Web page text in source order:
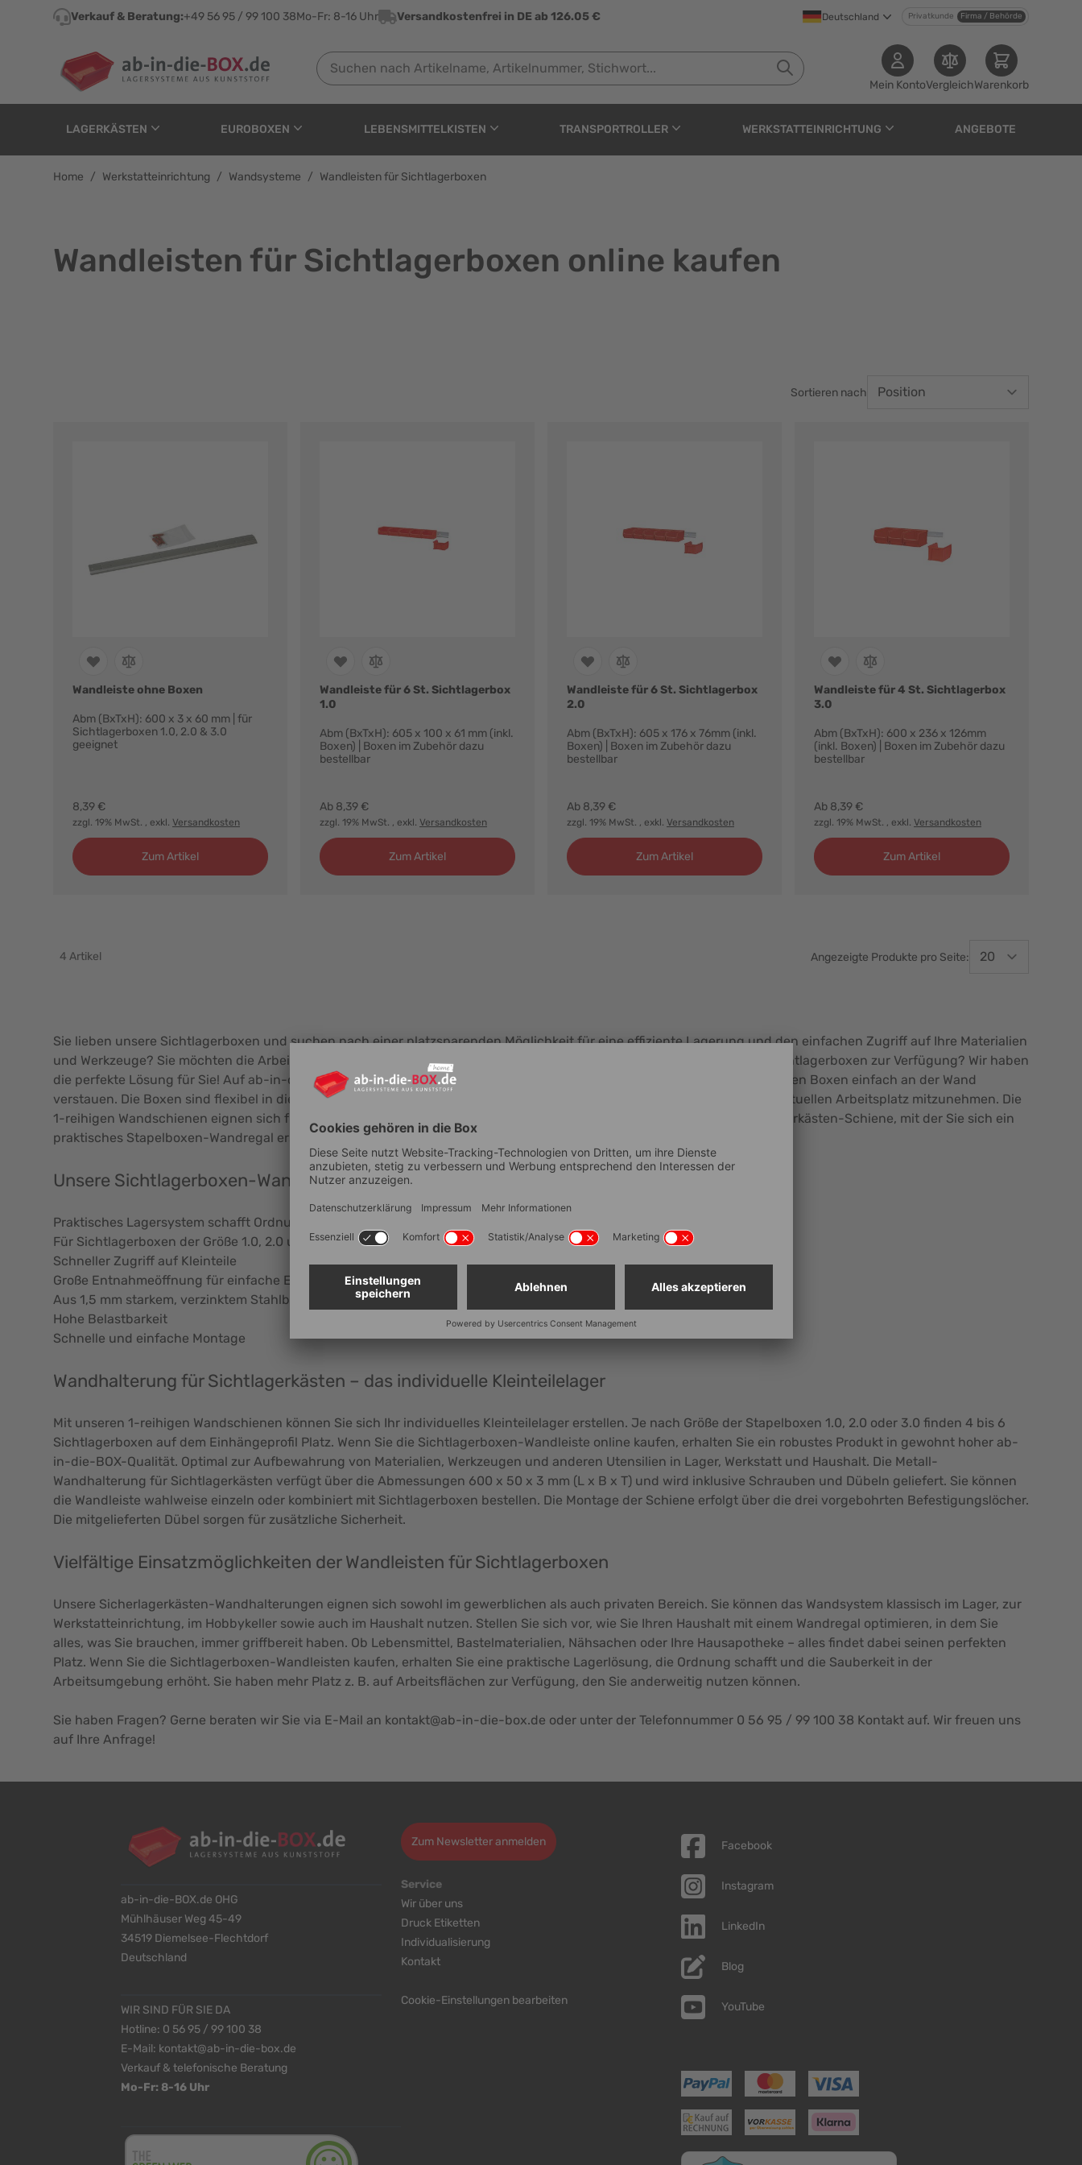
Direkt zum Inhalt
Verkauf & Beratung:+49 56 95 / 99 100 38Mo-Fr: 8-16 Uhr Versandkostenfrei in DE ab 126.05 € Deutschland Privatkunde Firma / Behörde
Suchen nach Artikelname, Artikelnummer, Stichwort...
Mein KontoVergleichWarenkorb
LAGERKÄSTEN EUROBOXEN LEBENSMITTELKISTEN TRANSPORTROLLER WERKSTATTEINRICHTUNG ANGEBOTE
Home / Werkstatteinrichtung / Wandsysteme / Wandleisten für Sichtlagerboxen
Wandleisten für Sichtlagerboxen online kaufen
Sortieren nach
Wandleiste ohne Boxen
Abm (BxTxH): 600 x 3 x 60 mm | für
Sichtlagerboxen 1.0, 2.0 & 3.0
geeignet
8,39 €
zzgl. 19% MwSt. , exkl. Versandkosten
Zum Artikel
Wandleiste für 6 St. Sichtlagerbox
1.0
Abm (BxTxH): 605 x 100 x 61 mm (inkl.
Boxen) | Boxen im Zubehör dazu
bestellbar
Ab 8,39 €
zzgl. 19% MwSt. , exkl. Versandkosten
Zum Artikel
Wandleiste für 6 St. Sichtlagerbox
2.0
Abm (BxTxH): 605 x 176 x 76mm (inkl.
Boxen) | Boxen im Zubehör dazu
bestellbar
Ab 8,39 €
zzgl. 19% MwSt. , exkl. Versandkosten
Zum Artikel
Wandleiste für 4 St. Sichtlagerbox
3.0
Abm (BxTxH): 600 x 236 x 126mm
(inkl. Boxen) | Boxen im Zubehör dazu
bestellbar
Ab 8,39 €
zzgl. 19% MwSt. , exkl. Versandkosten
Zum Artikel
4 Artikel Angezeigte Produkte pro Seite:
Sie lieben unsere Sichtlagerboxen und suchen nach einer platzsparenden Möglichkeit für eine effiziente Lagerung und den einfachen Zugriff auf Ihre Materialien
und Werkzeuge? Sie möchten die Arbeitsfläche frei nutzen, haben aber nur wenig Wandfläche zur Unterbringung von Sichtlagerboxen zur Verfügung? Wir haben
die perfekte Lösung für Sie! Auf ab-in-die-BOX können Sie Wandleisten für Sichtlagerboxen online kaufen und ihre befüllten Boxen einfach an der Wand
verstauen. Die Boxen sind flexibel in die Wandhalterung einzuhängen und zu entnehmen, um sie zum Beispiel zu Ihrem aktuellen Arbeitsplatz mitzunehmen. Die
1-reihigen Wandschienen eignen sich für Sichtlagerkästen der Größe 1.0, 2.0 und 3.0. Entdecken Sie jetzt unsere Sichtlagerkästen-Schiene, mit der Sie sich ein
praktisches Stapelboxen-Wandregal erstellen können!
Unsere Sichtlagerboxen-Wandleisten auf einen Blick
Praktisches Lagersystem schafft Ordnung und Übersicht
Für Sichtlagerboxen der Größe 1.0, 2.0 und 3.0
Schneller Zugriff auf Kleinteile
Große Entnahmeöffnung für einfache Entnahme der Kleinteile
Aus 1,5 mm starkem, verzinktem Stahlblech
Hohe Belastbarkeit
Schnelle und einfache Montage
Wandhalterung für Sichtlagerkästen – das individuelle Kleinteilelager
Mit unseren 1-reihigen Wandschienen können Sie sich Ihr individuelles Kleinteilelager erstellen. Je nach Größe der Stapelboxen 1.0, 2.0 oder 3.0 finden 4 bis 6
Sichtlagerboxen auf dem Einhängeprofil Platz. Wenn Sie die Sichtlagerboxen-Wandleiste online kaufen, erhalten Sie ein robustes Produkt in gewohnt hoher ab-
in-die-BOX-Qualität. Optimal zur Aufbewahrung von Materialien, Werkzeugen und anderen Utensilien in Lager, Werkstatt und Haushalt. Die Metall-
Wandhalterung für Sichtlagerkästen verfügt über die Abmessungen 600 x 50 x 3 mm (L x B x T) und wird inklusive Schrauben und Dübeln geliefert. Sie können
die Wandleiste wahlweise einzeln oder kombiniert mit Sichtlagerboxen bestellen. Die Montage der Schiene erfolgt über die drei vorgebohrten Befestigungslöcher.
Die mitgelieferten Dübel sorgen für zusätzliche Sicherheit.
Vielfältige Einsatzmöglichkeiten der Wandleisten für Sichtlagerboxen
Unsere Sicherlagerkästen-Wandhalterungen eignen sich sowohl im gewerblichen als auch privaten Bereich. Sie können das Wandsystem klassisch im Lager, zur
Werkstatteinrichtung, im Hobbykeller sowie auch im Haushalt nutzen. Stellen Sie sich vor, wie Sie Ihren Haushalt mit einem Wandregal optimieren, in dem Sie
alles, was Sie brauchen, immer griffbereit haben. Ob Lebensmittel, Bastelmaterialien, Nähsachen oder Ihre Hausapotheke – alles findet dabei seinen perfekten
Platz. Wenn Sie die Sichtlagerboxen-Wandleisten kaufen, erhalten Sie eine praktische Lagerlösung, die Ordnung schafft und die Sauberkeit in der
Arbeitsumgebung erhöht. Sie haben mehr Platz z. B. auf Arbeitsflächen zur Verfügung, den Sie anderweitig nutzen können.
Sie haben Fragen? Gerne beraten wir Sie via E-Mail an kontakt@ab-in-die-box.de oder unter der Telefonnummer 0 56 95 / 99 100 38 Kontakt auf. Wir freuen uns
auf Ihre Anfrage!
ab-in-die-BOX.de OHG
Mühlhäuser Weg 45-49
34519 Diemelsee-Flechtdorf
Deutschland
WIR SIND FÜR SIE DA
Hotline: 0 56 95 / 99 100 38
E-Mail: kontakt@ab-in-die-box.de
Verkauf & telefonische Beratung
Mo-Fr: 8-16 Uhr
Zum Newsletter anmelden
Service
Wir über uns
Druck Etiketten
Individualisierung
Kontakt
Cookie-Einstellungen bearbeiten
Facebook
Instagram
LinkedIn
Blog
YouTube